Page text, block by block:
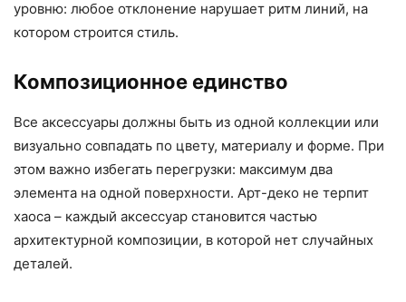
уровню: любое отклонение нарушает ритм линий, на
котором строится стиль.
Композиционное единство
Все аксессуары должны быть из одной коллекции или
визуально совпадать по цвету, материалу и форме. При
этом важно избегать перегрузки: максимум два
элемента на одной поверхности. Арт-деко не терпит
хаоса – каждый аксессуар становится частью
архитектурной композиции, в которой нет случайных
деталей.